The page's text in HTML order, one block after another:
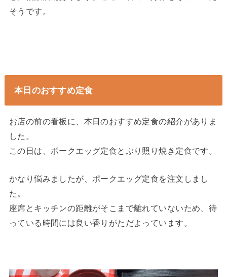
そうです。
本日のおすすめ定食
お店の前の看板に、本日のおすすめ定食の紹介がありま
した。
この日は、ポークエッグ定食とぶり照り焼き定食です。
かなり悩みましたが、ポークエッグ定食を注文しまし
た。
座席とキッチンの距離がそこまで離れていないため、待
っている時間には良い香りがただよっています。